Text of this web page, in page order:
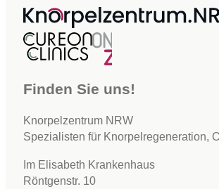
Finden Sie uns!
Knorpelzentrum NRW
Spezialisten für Knorpelregeneration,
Im Elisabeth Krankenhaus
Röntgenstr. 10